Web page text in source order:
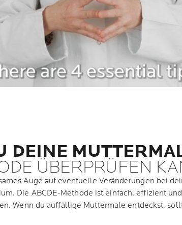
DEINE
ÜBERPRÜFEN
Auge auf eventuelle Veränderungen bei
Die ABCDE-Methode ist einfach, effizient
Wenn du auffällige Muttermale entdeckst,